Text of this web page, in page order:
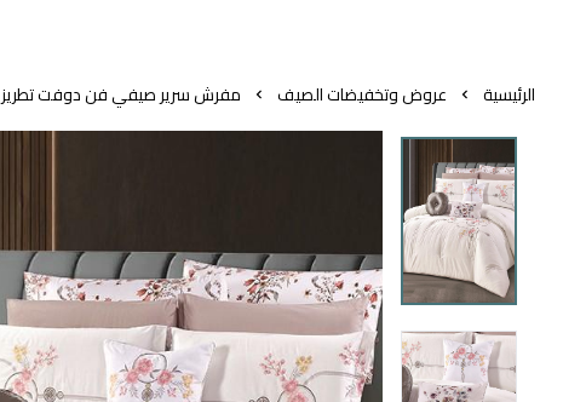
الرئيسية عروض وتخفيضات الصيف مفرش سرير صيفي فن دوفت تطريز